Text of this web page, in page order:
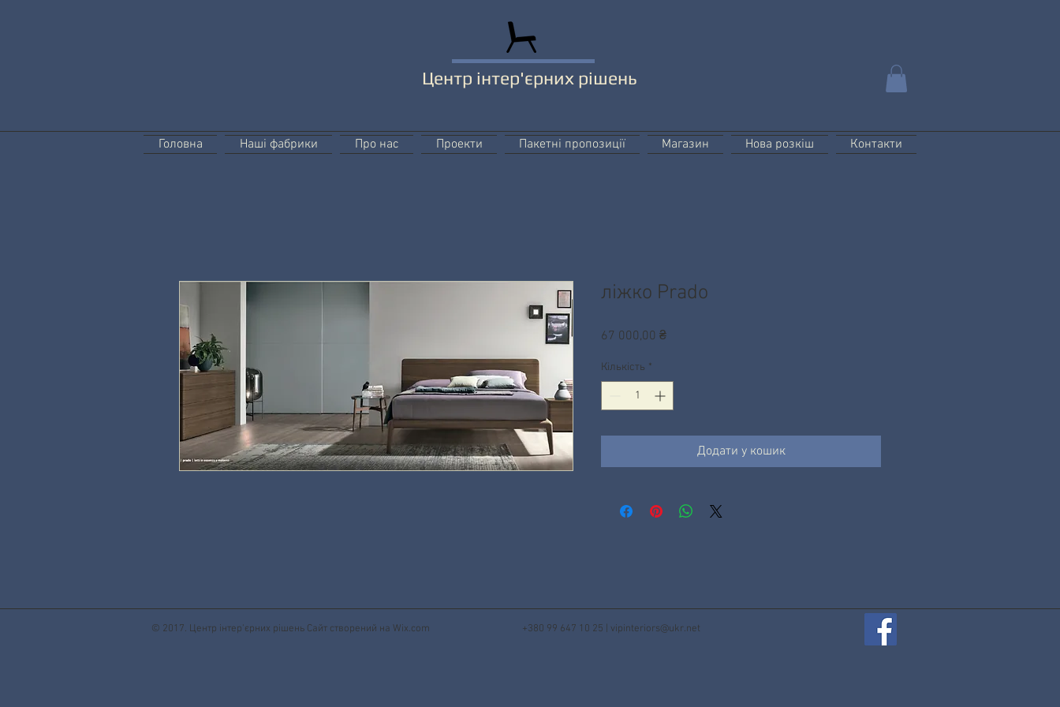
Центр інтер'єрних рішень
Головна Наші фабрики Про нас Проекти Пакетні пропозиції Магазин Нова розкіш Контакти
ліжко Prado
67 000,00 ₴Ціна
Кількість *
Додати у кошик
© 2017. Центр інтер'єрних рішень Сайт створений на Wix.com +380 99 647 10 25 | vipinteriors@ukr.net